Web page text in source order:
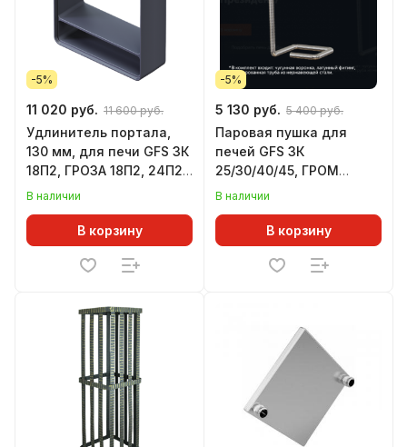
-5%
11 020 руб. 11 600 руб.
Удлинитель портала,
130 мм, для печи GFS ЗК
18П2, ГРОЗА 18П2, 24П2,
ИСКАНДЕР 18/25П2
В наличии
В корзину
-5%
5 130 руб. 5 400 руб.
Паровая пушка для
печей GFS ЗК
25/30/40/45, ГРОМ
30/40/50/80, комплект
В наличии
В корзину